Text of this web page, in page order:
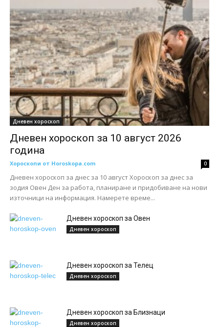
Дневен хороскоп
Дневен хороскоп за 10 август 2026
година
Хороскопи от Horoskopa.com 0
Дневен хороскоп за днес за 10 август Хороскоп за днес за
зодия Овен Ден за работа, планиране и придобиване на нови
източници на информация. Намерете време...
Дневен хороскоп за Овен
Дневен хороскоп
Дневен хороскоп за Телец
Дневен хороскоп
Дневен хороскоп за Близнаци
Дневен хороскоп